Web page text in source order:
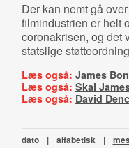
Der kan nemt gå
filmindustrien er helt
coronakrisen, og det
statslige
Læs også: James
Læs også: Skal
Læs også: David
dato | alfabetisk |